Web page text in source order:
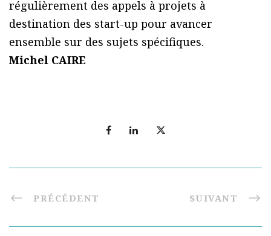
régulièrement des appels à projets à
destination des start-up pour avancer
ensemble sur des sujets spécifiques.
Michel CAIRE
PRÉCÉDENT SUIVANT